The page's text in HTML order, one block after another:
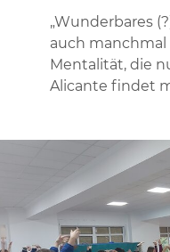
„Wunderbares
auch manchmal
Mentalität, die
Alicante findet